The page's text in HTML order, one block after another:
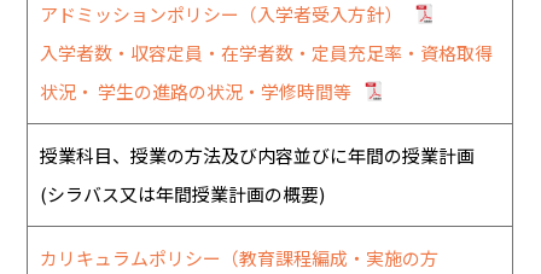
アドミッションポリシー（入学者受入方針）
入学者数・収容定員・在学者数・定員充足率・資格取得
状況・ 学生の進路の状況・学修時間等
授業科目、授業の方法及び内容並びに年間の授業計画
(シラバス又は年間授業計画の概要)
カリキュラムポリシー（教育課程編成・実施の方